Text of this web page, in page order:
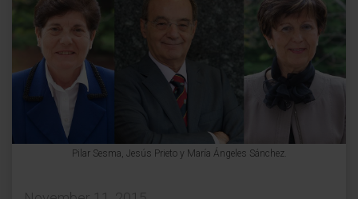
Pilar Sesma, Jesús Prieto y María Ángeles Sánchez.